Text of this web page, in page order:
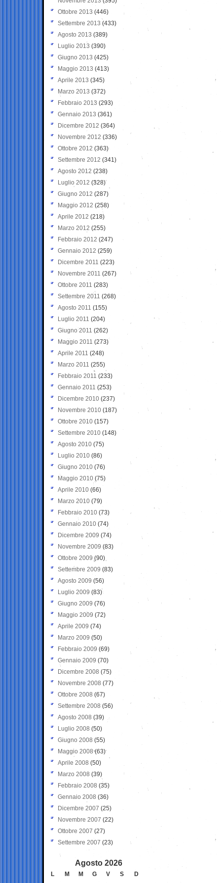
Ottobre 2013 (446)
Settembre 2013 (433)
Agosto 2013 (389)
Luglio 2013 (390)
Giugno 2013 (425)
Maggio 2013 (413)
Aprile 2013 (345)
Marzo 2013 (372)
Febbraio 2013 (293)
Gennaio 2013 (361)
Dicembre 2012 (364)
Novembre 2012 (336)
Ottobre 2012 (363)
Settembre 2012 (341)
Agosto 2012 (238)
Luglio 2012 (328)
Giugno 2012 (287)
Maggio 2012 (258)
Aprile 2012 (218)
Marzo 2012 (255)
Febbraio 2012 (247)
Gennaio 2012 (259)
Dicembre 2011 (223)
Novembre 2011 (267)
Ottobre 2011 (283)
Settembre 2011 (268)
Agosto 2011 (155)
Luglio 2011 (204)
Giugno 2011 (262)
Maggio 2011 (273)
Aprile 2011 (248)
Marzo 2011 (255)
Febbraio 2011 (233)
Gennaio 2011 (253)
Dicembre 2010 (237)
Novembre 2010 (187)
Ottobre 2010 (157)
Settembre 2010 (148)
Agosto 2010 (75)
Luglio 2010 (86)
Giugno 2010 (76)
Maggio 2010 (75)
Aprile 2010 (66)
Marzo 2010 (79)
Febbraio 2010 (73)
Gennaio 2010 (74)
Dicembre 2009 (74)
Novembre 2009 (83)
Ottobre 2009 (90)
Settembre 2009 (83)
Agosto 2009 (56)
Luglio 2009 (83)
Giugno 2009 (76)
Maggio 2009 (72)
Aprile 2009 (74)
Marzo 2009 (50)
Febbraio 2009 (69)
Gennaio 2009 (70)
Dicembre 2008 (75)
Novembre 2008 (77)
Ottobre 2008 (67)
Settembre 2008 (56)
Agosto 2008 (39)
Luglio 2008 (50)
Giugno 2008 (55)
Maggio 2008(63)
Aprile 2008 (50)
Marzo 2008 (39)
Febbraio 2008 (35)
Gennaio 2008 (36)
Dicembre 2007 (25)
Novembre 2007 (22)
Ottobre 2007 (27)
Settembre 2007 (23)
Agosto 2026
L M M G V S
D